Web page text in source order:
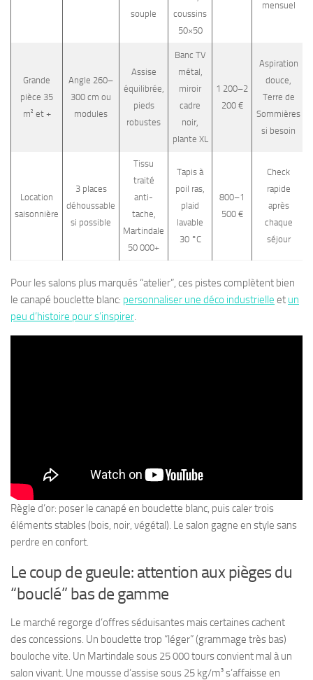
souple
coussins
50×50
mensuel
Grande
pièce 35
m² et +
Angle 260–
300 cm ou
modules
Assise
équilibrée,
pieds
robustes
Banc TV
métal,
miroir
cadre
noir,
plante XL
1 200–2
200 €
Aspiration
douce,
Terre de
Sommières
si besoin
Location
saisonnière
3 places
déhoussable
si possible
Tissu
traité
anti-
tache,
Martindale
50 000+
Tapis à
poil ras,
plaid
lavable
30 °C
800–1
500 €
Check
rapide
après
chaque
séjour
Pour les salons plus marqués “atelier”, ces pistes complètent bien
le canapé bouclette blanc: personnaliser une déco industrielle et un
peu d’histoire pour s’inspirer.
Règle d’or: poser le canapé en bouclette blanc, puis caler trois
éléments stables (bois, noir, végétal). Le salon gagne en style sans
perdre en confort.
Le coup de gueule: attention aux pièges du
“bouclé” bas de gamme
Le marché regorge d’offres séduisantes mais certaines cachent
des concessions. Un bouclette trop “léger” (grammage très bas)
bouloche vite. Un Martindale sous 25 000 tours convient mal à un
salon vivant. Une mousse d’assise sous 25 kg/m³ s’affaisse en